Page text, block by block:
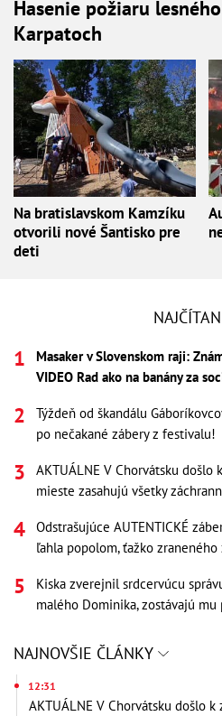
Hasenie požiaru
Karpatoch
Na bratislavskom Kamzíku
otvorili nové Šantisko pre
deti
Masaker v Slovenskom raji:
VIDEO Rad ako na banány za
Týždeň od škandálu
po nečakané zábery z festivalu!
AKTUÁLNE V Chorvátsku došlo
mieste zasahujú všetky
Odstrašujúce AUTENTICKÉ
ľahla popolom, ťažko
Kiska zverejnil srdcervúcu
malého Dominika, zostávajú
NAJNOVŠIE ČLÁNKY
12:31
AKTUÁLNE V Chorvátsku došlo